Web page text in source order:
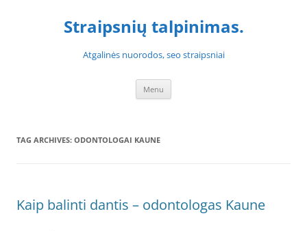
Straipsnių talpinimas.
Atgalinės nuorodos, seo straipsniai
Menu
TAG ARCHIVES: ODONTOLOGAI KAUNE
Kaip balinti dantis – odontologas Kaune